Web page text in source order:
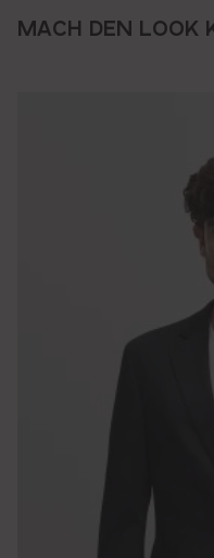
MACH DEN LOOK